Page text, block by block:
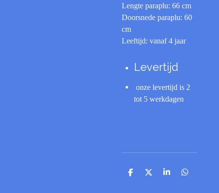
Lengte paraplu: 66 cm
Doorsnede paraplu: 60
cm
Leeftijd: vanaf 4 jaar
Levertijd
onze levertijd is 2
tot 5 werkdagen
D
D
S
D